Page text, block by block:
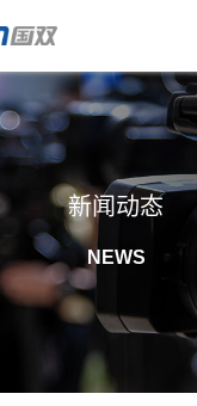
新闻动态
NEWS